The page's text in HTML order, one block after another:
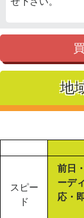
地
スピー
ド
前日
ーデ
応・